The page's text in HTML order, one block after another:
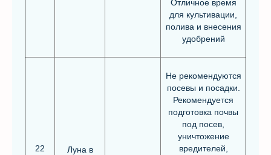
Отличное время
для культивации,
полива и внесения
удобрений
22
Луна в
Не рекомендуются
посевы и посадки.
Рекомендуется
подготовка почвы
под посев,
уничтожение
вредителей,